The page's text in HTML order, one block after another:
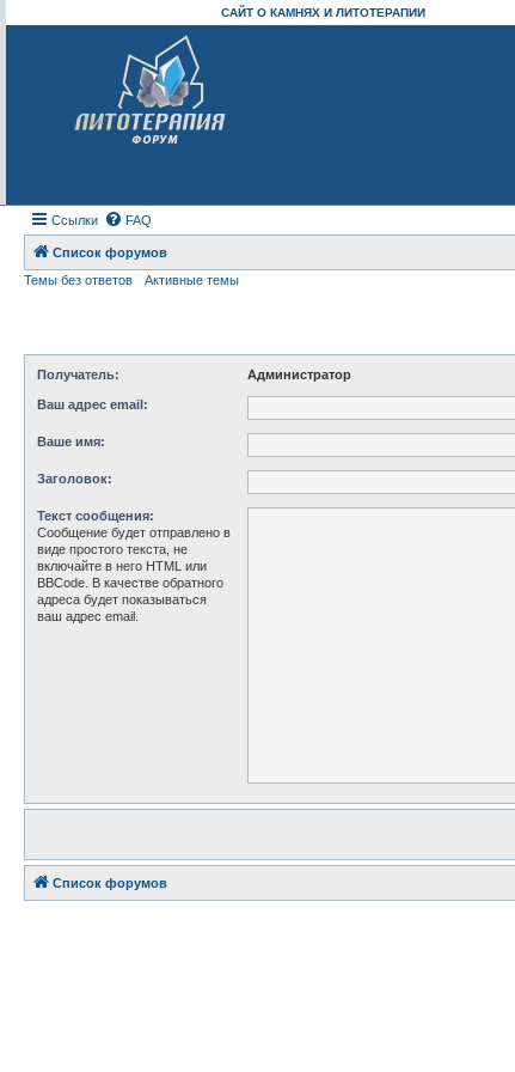
САЙТ О КАМНЯХ И ЛИТОТЕРАПИИ
Ссылки FAQ
Список форумов
Темы без ответов
Активные темы
Получатель: Администратор
Ваш адрес email:
Ваше имя:
Заголовок:
Текст сообщения:
Сообщение будет отправлено в
виде простого текста, не
включайте в него HTML или
BBCode. В качестве обратного
адреса будет показываться
ваш адрес email.
Список форумов